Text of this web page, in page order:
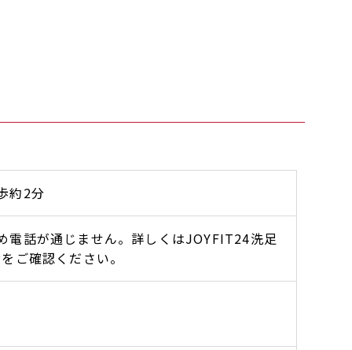
約2分
電話が通じません。詳しくはJOYFIT24洗足
ご確認ください。